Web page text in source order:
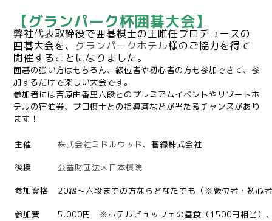
【グランパーク杯囲碁大会】
弊社代表取締役で囲碁棋士の王唯任プロデュースの
囲碁大会を、 グランパークホテル様のご協力を得て
開催することになりました。
囲碁の強い方はもちろん、級位者や初心者の方も参加できて、参
加するだけで楽しい大会です。
参加者には吉原由香里六段とのプレミアムイベントやリゾートホ
テルの宿泊券、プロ棋士との指導碁などが当たるチャンスがあり
ます！
主催 株式会社ミドルウッド、碁縁株式会社
後援 公益財団法人日本棋院
参加資格 20級～六段までの方ならどなたでも（※級位者・初心
参加費 5,000円 ※ホテルビュッフェの昼食（1500円相当）